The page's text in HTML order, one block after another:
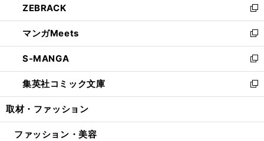
く
で
開
く
ド
ウ
で
開
く
ィ
ン
ド
ウ
で
開
く
い
ウ
ィ
ン
ド
ウ
で
開
ZEBRACK
新
し
い
ウ
ィ
ン
ド
ウ
開
マンガMeets
新
し
い
ウ
ィ
ン
ウ
S-MANGA
新
し
い
ウ
ン
集英社コミック文庫
新
し
ウ
取材・ファッション
ファッション・美容